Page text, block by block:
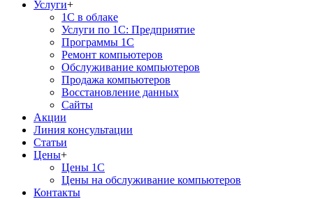
Услуги+
1С в облаке
Услуги по 1С: Предприятие
Программы 1С
Ремонт компьютеров
Обслуживание компьютеров
Продажа компьютеров
Восстановление данных
Сайты
Акции
Линия консультации
Статьи
Цены+
Цены 1С
Цены на обслуживание компьютеров
Контакты